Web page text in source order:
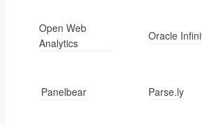
Open Web
Analytics
Oracle
Panelbear Parse.ly